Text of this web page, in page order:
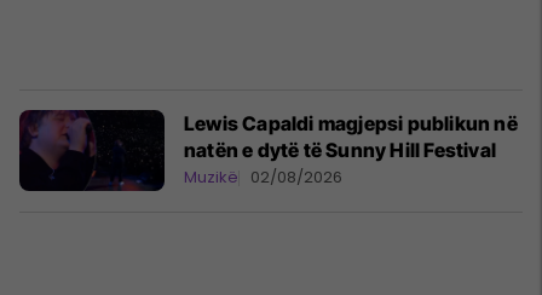
Lewis Capaldi magjepsi publikun në
natën e dytë të Sunny Hill Festival
Muzikë 02/08/2026